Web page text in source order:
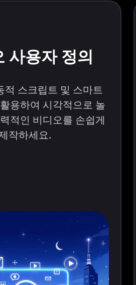
사용자 정의
적 스크립트 및 스마트
용하여 시각적으로 놀
적인 비디오를 손쉽게
작하세요.